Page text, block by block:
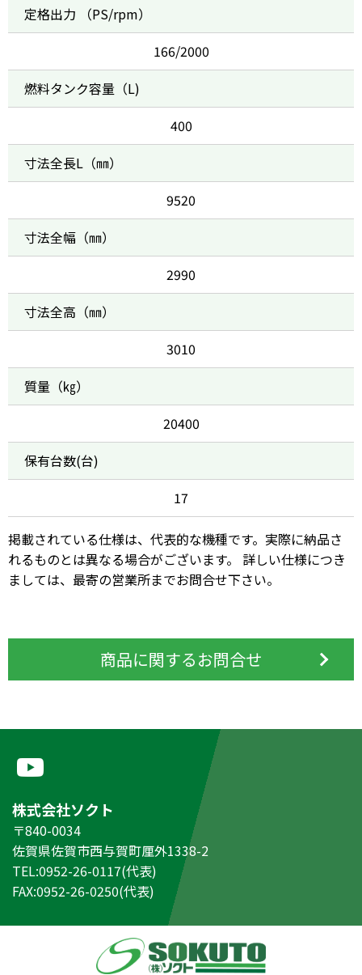
定格出力 （PS/rpm）
166/2000
燃料タンク容量（L)
400
寸法全長L（㎜）
9520
寸法全幅（㎜）
2990
寸法全高（㎜）
3010
質量（㎏）
20400
保有台数(台)
17
掲載されている仕様は、代表的な機種です。実際に納品さ
れるものとは異なる場合がございます。 詳しい仕様につき
ましては、最寄の営業所までお問合せ下さい。
商品に関するお問合せ
株式会社ソクト
〒840-0034
佐賀県佐賀市西与賀町厘外1338-2
TEL:0952-26-0117(代表)
FAX:0952-26-0250(代表)